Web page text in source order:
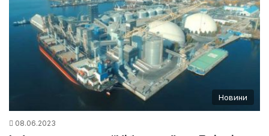
Новини
08.06.2023